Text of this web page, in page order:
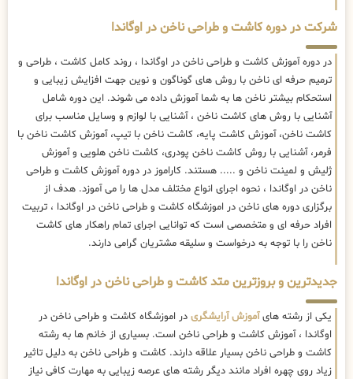
شرکت در دوره کاشت و طراحی ناخن در اوگاندا
در دوره آموزش کاشت و طراحی ناخن در اوگاندا ، روند کامل کاشت ، طراحی و
ترمیم حرفه ای ناخن با روش های گوناگون و نوین جهت افزایش زیبایی و
استحکام بیشتر ناخن ها به شما آموزش داده می شوند. این دوره شامل
آشنایی با روش های کاشت ناخن ، آشنایی با لوازم و وسایل مناسب برای
کاشت ناخن، آموزش کاشت پایه، کاشت ناخن با تیپ، آموزش کاشت ناخن با
فرمر، آشنایی با روش کاشت ناخن پودری، کاشت ناخن هلویی و آموزش
ژلیش و لمینت ناخن و ..... هستند. کاراموز در دوره آموزش کاشت و طراحی
ناخن در اوگاندا ، نحوه اجرای انواع مختلف مدل ها را می آموزد. هدف از
برگزاری دوره های ناخن در اموزشگاه کاشت و طراحی ناخن در اوگاندا ، تربیت
افراد حرفه ای و متخصصی است که توانایی اجرای تمام راهکار های کاشت
ناخن را با توجه به درخواست و سلیقه مشتریان گرامی دارند.
جدیدترین و بروزترین متد کاشت و طراحی ناخن در اوگاندا
یکی از رشته هایآموزش آرایشگری در اموزشگاه کاشت و طراحی ناخن در
اوگاندا ، آموزش کاشت و طراحی ناخن است. بسیاری از خانم ها به رشته
کاشت و طراحی ناخن بسیار علاقه دارند. کاشت و طراحی ناخن به دلیل تاثیر
زیاد روی چهره افراد مانند دیگر رشته های عرصه زیبایی به مهارت کافی نیاز